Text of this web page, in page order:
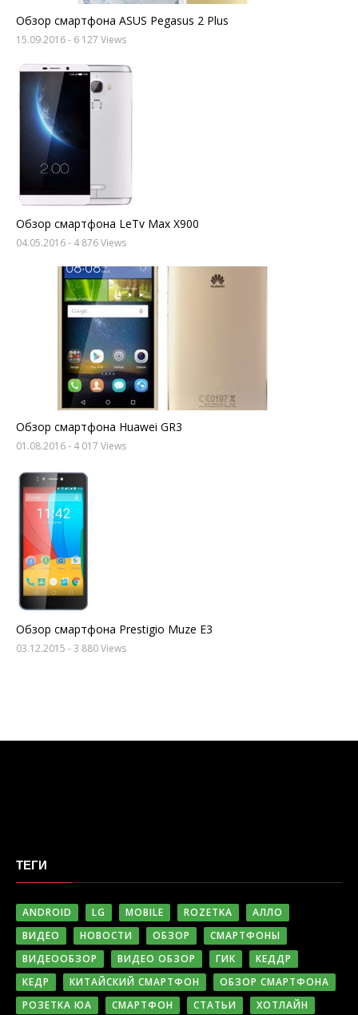
Обзор смартфона ASUS Pegasus 2 Plus
15.09.2016- 6 127 Views
Обзор смартфона LeTv Max X900
04.05.2016- 4 876 Views
Обзор смартфона Huawei GR3
01.08.2016- 4 017 Views
Обзор смартфона Prestigio Muze E3
03.12.2015 - 3 880 Views
ТЕГИ
ANDROID LG MOBILE ROZETKA
АЛЛО
ВИДЕО
НОВОСТИ ОБЗОР
СМАРТФОНЫ
ВИДЕООБЗОР
ВИДЕО ОБЗОР ГИК
КЕДДР
КЕДР
КИТАЙСКИЙ СМАРТФОН
ОБЗОР СМАРТФОНА
РОЗЕТКА ЮА
СМАРТФОН СТАТЬИ ХОТЛАЙН